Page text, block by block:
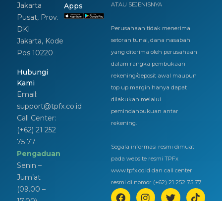
Jakarta
Pusat, Prov.
DKI
Jakarta, Kode
Pos 10220
Hubungi
Kami
Email:
support@tpfx.co.id
Call Center:
(+62) 21 252
75 77
Pengaduan
Senin –
Jum’at
(09.00 –
Apps
ATAU SEJENISNYA
Perusahaan tidak menerima
setoran tunai, dana nasabah
yang diterima oleh perusahaan
dalam rangka pembukaan
rekening/deposit awal maupun
top up margin hanya dapat
dilakukan melalui
pemindahbukuan antar
rekening.
Segala informasi resmi dimuat
pada website resmi TPFx
www.tpfx.co.id dan call center
resmi di nomor (+62) 21 252 75 77